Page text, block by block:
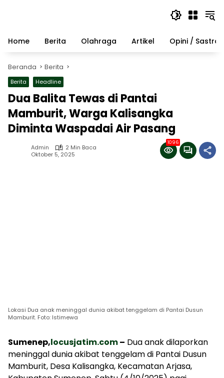
Home
Berita Olahraga Artikel Opini / Sastra
Beranda Berita
Berita Headline
Dua Balita Tewas di Pantai
Mamburit, Warga Kalisangka
Diminta Waspadai Air Pasang
Admin
2 Min Baca
Oktober 5, 2025
1096
Lokasi Dua anak meninggal dunia akibat tenggelam di Pantai Dusun
Mamburit. Foto: Istimewa
Sumenep,locusjatim.com– Dua anak dilaporkan
meninggal dunia akibat tenggelam di Pantai Dusun
Mamburit, Desa Kalisangka, Kecamatan Arjasa,